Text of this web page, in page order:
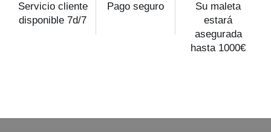
Servicio cliente
disponible 7d/7
Pago seguro
Su maleta
estará
asegurada
hasta 1000€